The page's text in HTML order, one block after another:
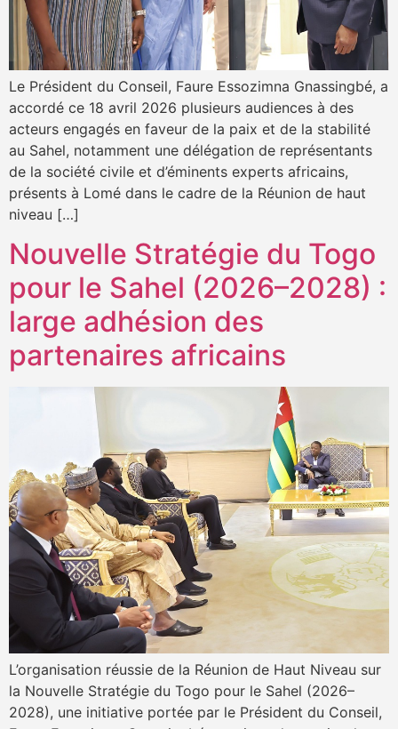
Le Président du Conseil, Faure Essozimna Gnassingbé, a
accordé ce 18 avril 2026 plusieurs audiences à des
acteurs engagés en faveur de la paix et de la stabilité
au Sahel, notamment une délégation de représentants
de la société civile et d’éminents experts africains,
présents à Lomé dans le cadre de la Réunion de haut
niveau […]
Nouvelle Stratégie du Togo
pour le Sahel (2026–2028) :
large adhésion des
partenaires africains
L’organisation réussie de la Réunion de Haut Niveau sur
la Nouvelle Stratégie du Togo pour le Sahel (2026–
2028), une initiative portée par le Président du Conseil,